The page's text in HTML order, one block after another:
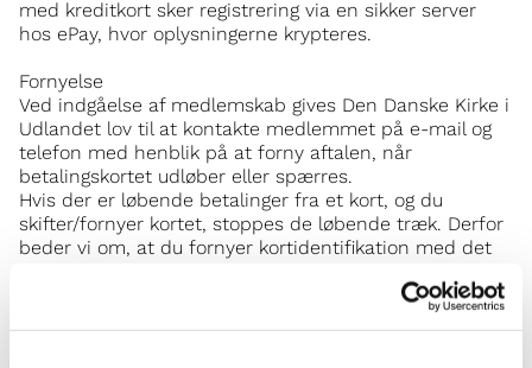
med kreditkort sker registrering via en sikker server
hos ePay, hvor oplysningerne krypteres.
Fornyelse
Ved indgåelse af medlemskab gives Den Danske Kirke i
Udlandet lov til at kontakte medlemmet på e-mail og
telefon med henblik på at forny aftalen, når
betalingskortet udløber eller spærres.
Hvis der er løbende betalinger fra et kort, og du
skifter/fornyer kortet, stoppes de løbende træk. Derfor
beder vi om, at du fornyer kortidentifikation med det